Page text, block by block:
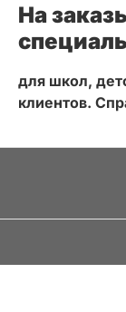
На
для школ,
клиентов.